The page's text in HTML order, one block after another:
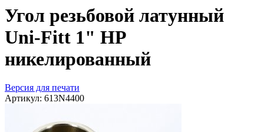
Угол резьбовой латунный
Uni-Fitt 1" НР
никелированный
Версия для печати
Артикул: 613N4400